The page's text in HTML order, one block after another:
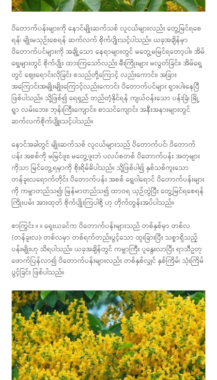
ပိတောက်ပန်းများကို နောင်မျိုးဆက်သစ် လူငယ်များလည်း တွေ့မြင်ရစေ
ရန်၊ မျိုးမသုဉ်းစေရန် ဆက်လက် စိုက်ပျိုးသင့်ပါသည်။ ယခုအချိန်မှာ
ပိတောက်ပင်များကို အချို့သော နေရာများတွင် မတွေ့မမြင်ရတော့ပါ။ အိမ်
ရှေ့များတွင် စိုက်ပျိုး ထားကြသော်လည်း မီးကြိုးများ မလွတ်ခြင်း၊ အိမ်ရှေ့
တွင် ဈေးရောင်းလိုခြင်း စသည်တို့ကြောင့် လည်းကောင်း၊ အခြား
အကြောင်းအမျိုးမျိုးကြောင့်လည်းကောင်း ပိတောက်ပင်များ ရှားပါးနေပြီ
ဖြစ်ပါသည်။ သို့ဖြစ်၍ ရေရှည် တည်တံ့နိုင်ရန် ကျယ်ဝန်းသော ပန်းခြံ၊ မြို့
ရွာ လမ်းဘေး၊ ဘုန်းကြီးကျောင်း၊ စာသင်ကျောင်း အနီးအနားများတွင်
ဆက်လက်စိုက်ပျိူးသင့်ပါသည်။
နောင်အခါတွင် မျိုးဆက်သစ် လူငယ်များသည် ပိတောက်ပင်၊ ပိတောက်
ပန်း အစစ်ကို မမြင်ဖူး၊ မတွေ့ဖူးဘဲ ပလပ်စတစ် ပိတောက်ပန်း အတုများ
ကိုသာ မြင်တွေ့ရမှာကို စိုးရိမ်မိပါသည်။ သို့ဖြစ်ပါ၍ နှစ်သစ်ကူးသော
တန်ခူးလရောက်တိုင်း ပိတောက်ပန်း အစစ် ရွှေဝါရောင် ပိတောက်ပန်းများ
ကို ကမ္ဘာတည်သ၍၊ မြန်မာတည်သ၍ ထာဝရ ယှဉ်တွဲပြီး တွေ့မြင်ရစေရန်
ကြိုးပမ်း အားထုတ် စိုက်ပျိုးကြပါစို့ ဟု တိုက်တွန်းအပ်ပါသည်။
စာကြွင်း ။ ။ ရှေးယခင်က ပိတောက်ပန်းများသည် တစ်နှစ်မှာ တစ်လ
(တန်ခူးလ)၊ တစ်လမှာ တစ်ရက်တည်းပွင့်သော ထူးခြားပြီး သစ္စာရှိသည့်
ပန်းမျိုးဟု သိရပါသည်။ ယခုအချိန်တွင် ကမ္ဘာကြီး ပူနွေးလာပြီး ရာသီဥတု
ဖောက်ပြန်လာ၍ ပိတောက်ပန်းများလည်း တစ်နှစ်လျှင် နှစ်ကြိမ်၊ သုံးကြိမ်
ပွင့်ခြင်း ဖြစ်ပါသည်။